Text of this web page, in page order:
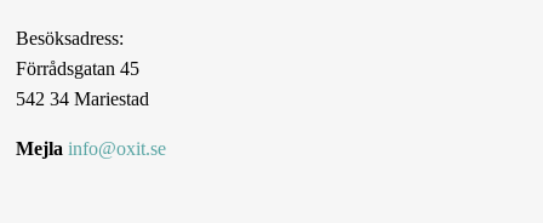
Besöksadress:
Förrådsgatan 45
542 34 Mariestad
Mejla info@oxit.se